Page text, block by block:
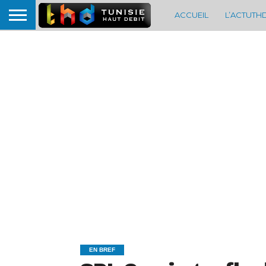
ACCUEIL
EN BREF